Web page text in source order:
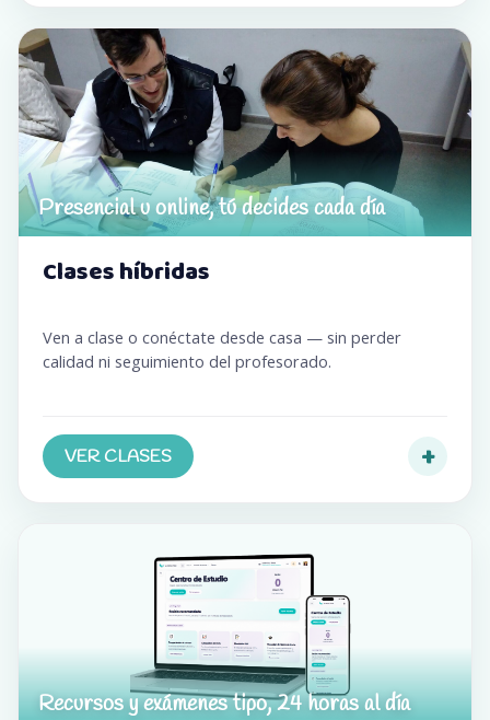
Presencial u online, tú decides cada día
Clases híbridas
Ven a clase o conéctate desde casa — sin perder
calidad ni seguimiento del profesorado.
VER CLASES +
Recursos y exámenes tipo, 24 horas al día